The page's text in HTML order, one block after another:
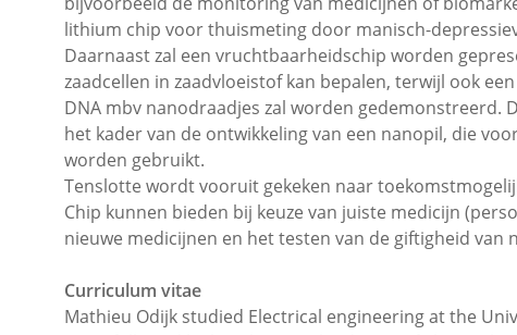
lithium chip voor thuismeting door manisch-
Daarnaast zal een vruchtbaarheidschip worden
zaadcellen in zaadvloeistof kan bepalen, terwijl ook
DNA mbv nanodraadjes zal worden gedemonstreerd.
het kader van de ontwikkeling van een nanopil, die
worden gebruikt.
Tenslotte wordt vooruit gekeken naar
Chip kunnen bieden bij keuze van juiste medicijn
nieuwe medicijnen en het testen van de giftigheid van
Curriculum vitae
Mathieu Odijk studied Electrical engineering at the